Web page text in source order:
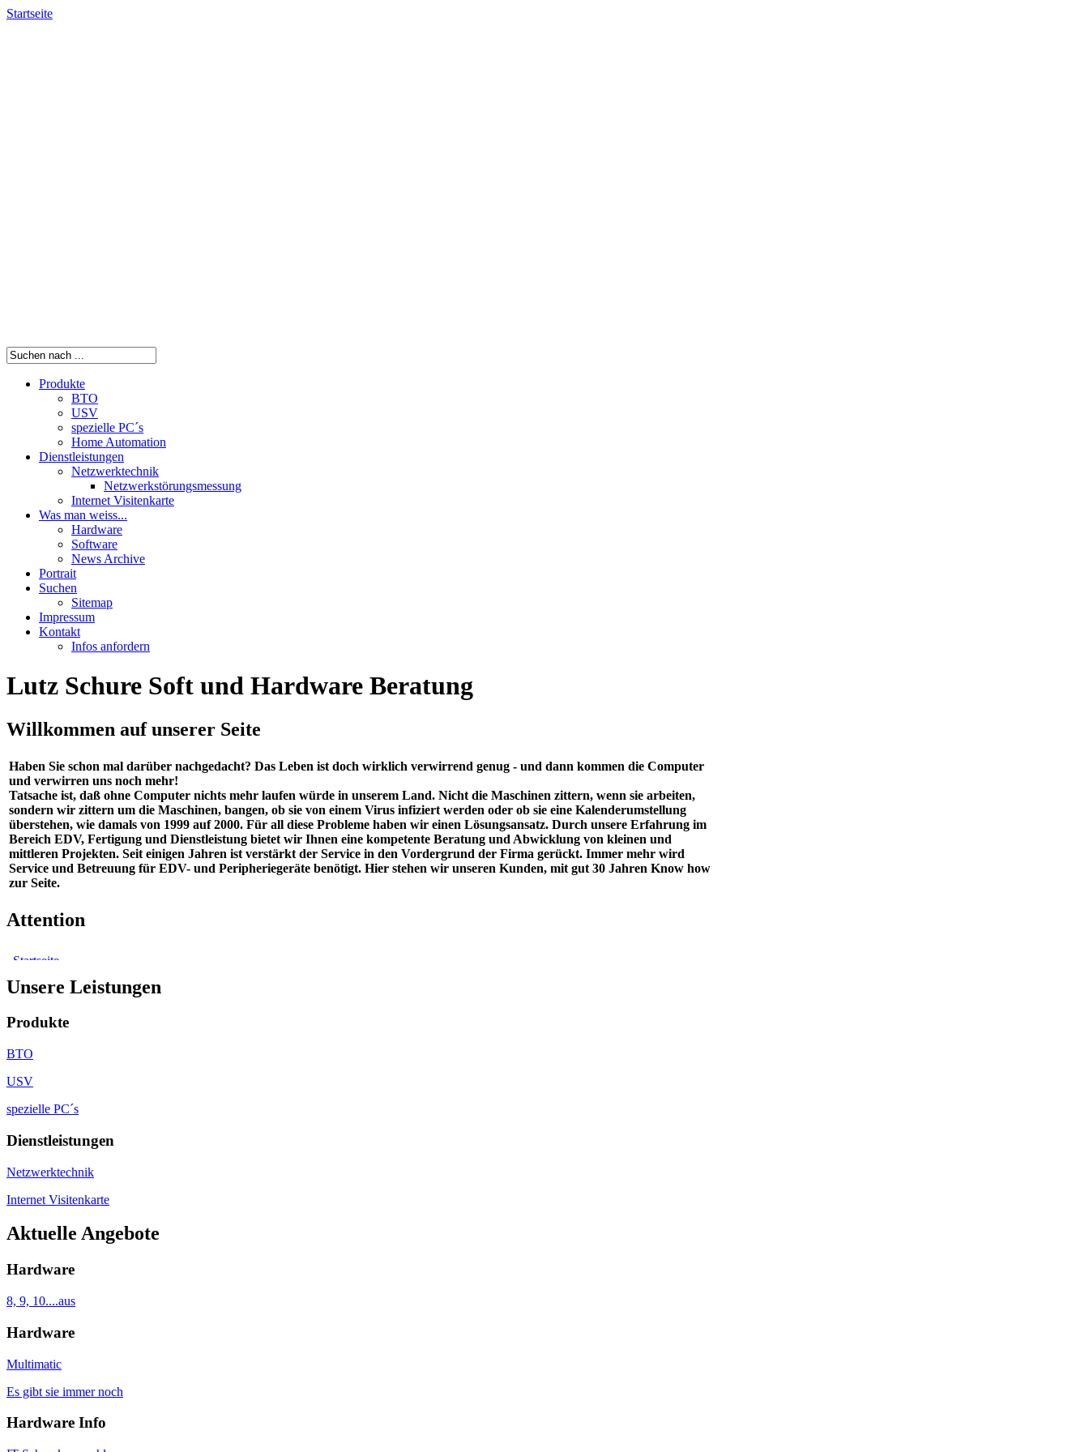
Startseite
Produkte
BTO
USV
spezielle PC´s
Home Automation
Dienstleistungen
Netzwerktechnik
Netzwerkstörungsmessung
Internet Visitenkarte
Was man weiss...
Hardware
Software
News Archive
Portrait
Suchen
Sitemap
Impressum
Kontakt
Infos anfordern
Lutz Schure Soft und Hardware Beratung
Willkommen auf unserer Seite
Haben Sie schon mal darüber nachgedacht? Das Leben ist doch wirklich verwirrend genug - und dann kommen die Computer
und verwirren uns noch mehr!
Tatsache ist, daß ohne Computer nichts mehr laufen würde in unserem Land. Nicht die Maschinen zittern, wenn sie arbeiten,
sondern wir zittern um die Maschinen, bangen, ob sie von einem Virus infiziert werden oder ob sie eine Kalenderumstellung
überstehen, wie damals von 1999 auf 2000. Für all diese Probleme haben wir einen Lösungsansatz. Durch unsere Erfahrung im
Bereich EDV, Fertigung und Dienstleistung bietet wir Ihnen eine kompetente Beratung und Abwicklung von kleinen und
mittleren Projekten. Seit einigen Jahren ist verstärkt der Service in den Vordergrund der Firma gerückt. Immer mehr wird
Service und Betreuung für EDV- und Peripheriegeräte benötigt. Hier stehen wir unseren Kunden, mit gut 30 Jahren Know how
zur Seite.
Attention
Unsere Leistungen
Produkte
BTO
USV
spezielle PC´s
Dienstleistungen
Netzwerktechnik
Internet Visitenkarte
Aktuelle Angebote
Hardware
8, 9, 10....aus
Hardware
Multimatic
Es gibt sie immer noch
Hardware Info